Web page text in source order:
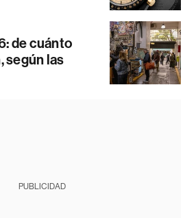
de cuánto
según las
PUBLICIDAD